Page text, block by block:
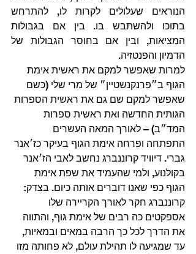
הדמיון והפנטזיה.
למרות שאפשר למקם את ראשית אימת
הגוף ב״פרנקנשטיין״ של מרי שלי (כשם
שאפשר למקם שם גם את ראשית הספרות
הגותית החדשה ואת ראשית ספרות
המד״ב) – לאורך המאה העשרים
התפתחה ופרחה אימת הגוף בעיקר כז׳אנר
גברי. דיוויד קרוננברג נחשב לאבי הז׳אנר
בקולנוע, ולמי שהעמיד את שפת אימת
הגוף כפי שאנו דוברים אותה כיום. בצדק:
קרוננברג חקר לאורך הקריירה שלו
אספקטים כה רבים של אימת גוף, והתווה
את הדרך לכל כך הרבה במאים ובמאיות,
עד שמגיעה לו תהילת עולם, לא פחותה מזו